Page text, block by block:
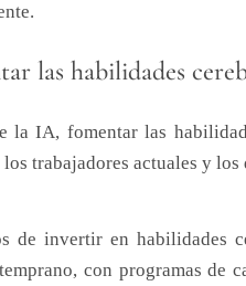
las habilidades
la IA, fomentar las
trabajadores actuales y
de invertir en habilidades
con programas de